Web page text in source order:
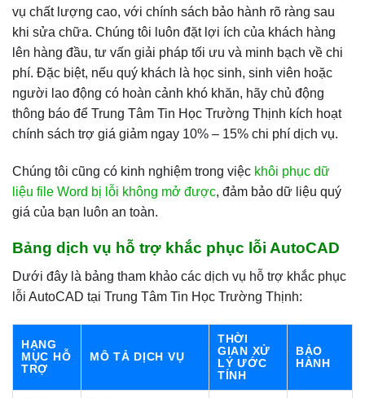
vụ chất lượng cao, với chính sách bảo hành rõ ràng sau
khi sửa chữa. Chúng tôi luôn đặt lợi ích của khách hàng
lên hàng đầu, tư vấn giải pháp tối ưu và minh bạch về chi
phí. Đặc biệt, nếu quý khách là học sinh, sinh viên hoặc
người lao động có hoàn cảnh khó khăn, hãy chủ động
thông báo để Trung Tâm Tin Học Trường Thịnh kích hoạt
chính sách trợ giá giảm ngay 10% – 15% chi phí dịch vụ.
Chúng tôi cũng có kinh nghiệm trong việc khôi phục dữ
liệu file Word bị lỗi không mở được, đảm bảo dữ liệu quý
giá của bạn luôn an toàn.
Bảng dịch vụ hỗ trợ khắc phục lỗi AutoCAD
Dưới đây là bảng tham khảo các dịch vụ hỗ trợ khắc phục
lỗi AutoCAD tại Trung Tâm Tin Học Trường Thịnh:
HẠNG
MỤC HỖ
TRỢ
MÔ TẢ DỊCH VỤ
THỜI
GIAN XỬ
LÝ ƯỚC
TÍNH
BẢO
HÀNH